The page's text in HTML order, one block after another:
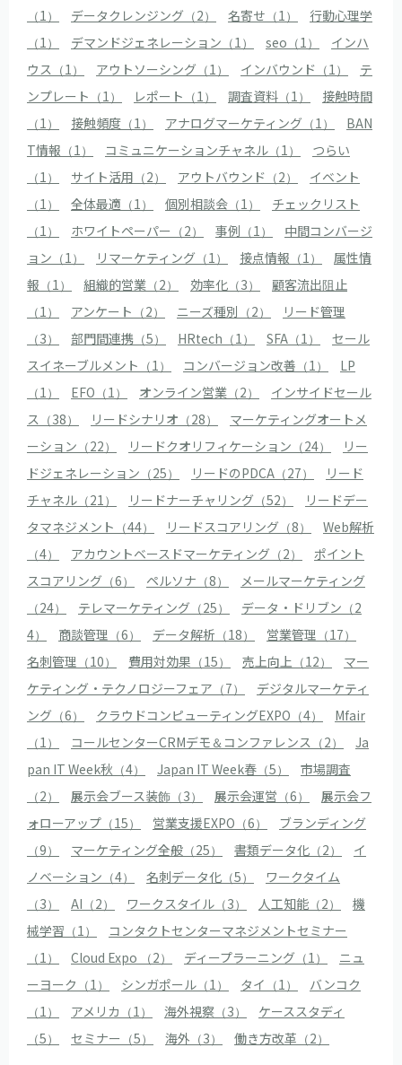
（1）
データクレンジング（2） 名寄せ（1）
行動心理学
（1）
デマンドジェネレーション（1） seo（1）
インハ
ウス（1）
アウトソーシング（1） インバウンド（1）
テ
ンプレート（1）
レポート（1） 調査資料（1）
接触時間
（1）
接触頻度（1） アナログマーケティング（1）
BAN
T情報（1）
コミュニケーションチャネル（1）
つらい
（1）
サイト活用（2） アウトバウンド（2）
イベント
（1）
全体最適（1） 個別相談会（1）
チェックリスト
（1）
ホワイトペーパー（2） 事例（1）
中間コンバージ
ョン（1）
リマーケティング（1） 接点情報（1）
属性情
報（1）
組織的営業（2） 効率化（3）
顧客流出阻止
（1）
アンケート（2） ニーズ種別（2）
リード管理
（3）
部門間連携（5） HRtech（1） SFA（1）
セール
スイネーブルメント（1）
コンバージョン改善（1）
LP
（1）
EFO（1） オンライン営業（2）
インサイドセール
ス（38）
リードシナリオ（28）
マーケティングオートメ
ーション（22）
リードクオリフィケーション（24）
リー
ドジェネレーション（25）
リードのPDCA（27）
リード
チャネル（21）
リードナーチャリング（52）
リードデー
タマネジメント（44）
リードスコアリング（8）
Web解析
（4）
アカウントベースドマーケティング（2）
ポイント
スコアリング（6）
ペルソナ（8）
メールマーケティング
（24）
テレマーケティング（25）
データ・ドリブン（2
4）
商談管理（6） データ解析（18）
営業管理（17）
名刺管理（10）
費用対効果（15） 売上向上（12）
マー
ケティング・テクノロジーフェア（7）
デジタルマーケティ
ング（6）
クラウドコンピューティングEXPO（4）
Mfair
（1）
コールセンターCRMデモ＆コンファレンス（2）
Ja
pan IT Week秋（4）
Japan IT Week春（5）
市場調査
（2）
展示会ブース装飾（3） 展示会運営（6）
展示会フ
ォローアップ（15）
営業支援EXPO（6）
ブランディング
（9）
マーケティング全般（25） 書類データ化（2）
イ
ノベーション（4）
名刺データ化（5）
ワークタイム
（3）
AI（2） ワークスタイル（3） 人工知能（2）
機
械学習（1）
コンタクトセンターマネジメントセミナー
（1）
Cloud Expo （2） ディープラーニング（1）
ニュ
ーヨーク（1）
シンガポール（1） タイ（1）
バンコク
（1）
アメリカ（1） 海外視察（3）
ケーススタディ
（5）
セミナー（5） 海外（3） 働き方改革（2）